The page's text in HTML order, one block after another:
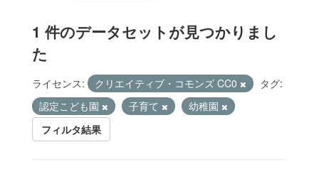
1 件のデータセットが見つかりまし
た
ライセンス: クリエイティブ・コモンズ CC0
タグ:
認定こども園
子育て
幼稚園
フィルタ結果